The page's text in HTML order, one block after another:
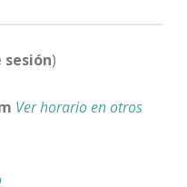
sesión)
Ver horario en otros